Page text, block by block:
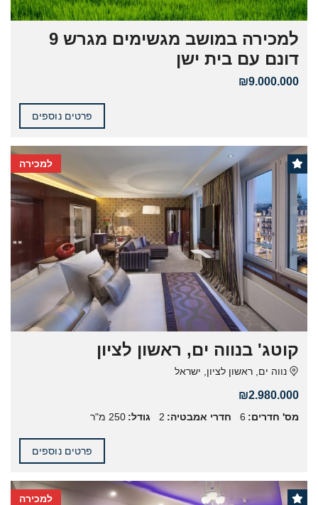
למכירה במושב מגשימים מגרש 9
דונם עם בית ישן
₪9.000.000
פרטים נוספים
למכירה
קוטג' בנווה ים, ראשון לציון
נווה ים, ראשון לציון, ישראל
₪2.980.000
מס' חדרים: 6 חדרי אמבטיה: 2 גודל: 250 מ"ר
פרטים נוספים
למכירה